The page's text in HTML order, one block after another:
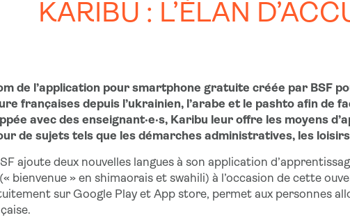
KARIBU : L’ÉLAN
de l’application pour smartphone gratuite créée par BSF
françaises depuis l’ukrainien, l’arabe et le pashto afin de
avec des enseignant·e·s, Karibu leur offre les moyens
de sujets tels que les démarches administratives, les loisirs
ajoute deux nouvelles langues à son application
bienvenue » en shimaorais et swahili) à l’occasion de cette
sur Google Play et App store, permet aux personnes